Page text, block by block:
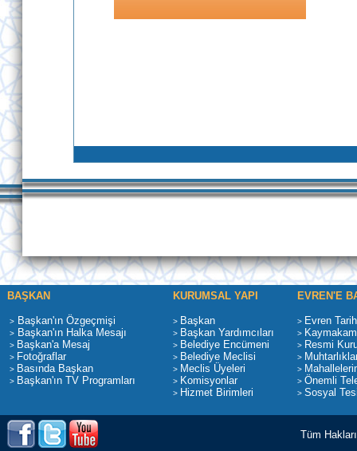
BAŞKAN KURUMSAL YAPI EVREN'E
> Başkan'ın Özgeçmişi
> Başkan'ın Halka Mesajı
> Başkan'a Mesaj
> Fotoğraflar
> Basında Başkan
> Başkan'ın TV Programları
> Başkan
> Başkan Yardımcıları
> Belediye Encümeni
> Belediye Meclisi
> Meclis Üyeleri
> Komisyonlar
> Hizmet Birimleri
> Evren
>
> Resmi
>
>
> Önemli
> Sosyal
Tüm